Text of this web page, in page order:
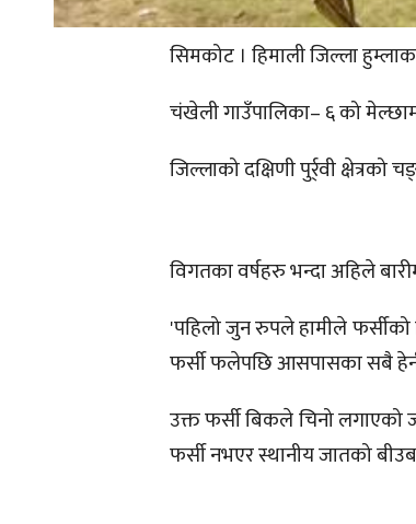
सिमकोट । हिमाली जिल्ला
चंखेली गाउँपालिका– ६ को
जिल्लाको दक्षिणी पुर्र्वी
विगतका वर्षहरु भन्दा अहिले
'पहिलो जुन रुपले हामीले फर्सीको
फर्सी फलेपछि आसपासका सबै
उक्त फर्सी बिकले चिनो लगाएको
फर्सी नभएर स्थानीय जातको